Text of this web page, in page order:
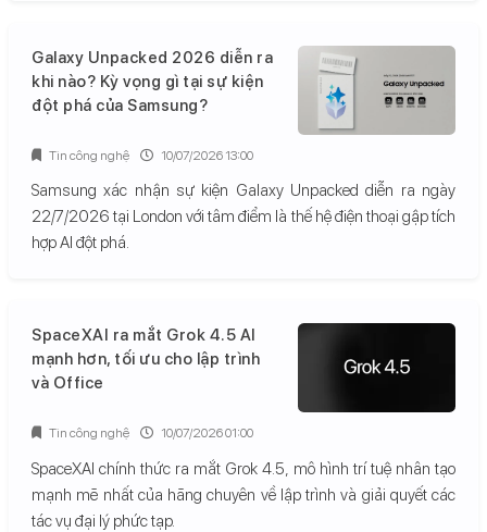
Galaxy Unpacked 2026 diễn ra
khi nào? Kỳ vọng gì tại sự kiện
đột phá của Samsung?
Samsung xác nhận sự kiện Galaxy Unpacked diễn ra ngày
22/7/2026 tại London với tâm điểm là thế hệ điện thoại gập tích
hợp AI đột phá.
Tin công nghệ 10/07/2026 13:00
SpaceXAI ra mắt Grok 4.5 AI
mạnh hơn, tối ưu cho lập trình
và Office
SpaceXAI chính thức ra mắt Grok 4.5, mô hình trí tuệ nhân tạo
mạnh mẽ nhất của hãng chuyên về lập trình và giải quyết các
tác vụ đại lý phức tạp.
Tin công nghệ 10/07/2026 01:00